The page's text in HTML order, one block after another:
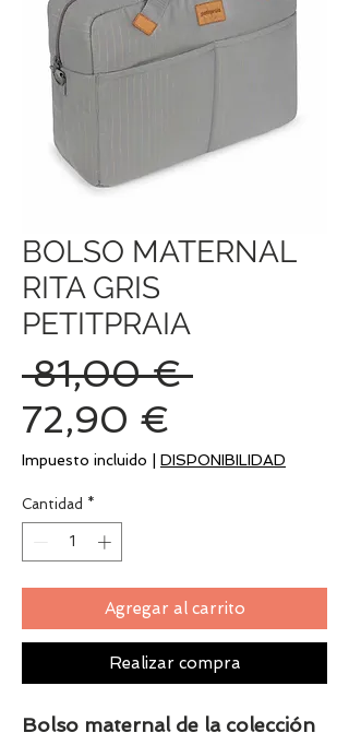
BOLSO MATERNAL
RITA GRIS
PETITPRAIA
81,00 € Precio
72,90 €
de
Impuesto incluido DISPONIBILIDAD
Cantidad *
Agregar al carrito
Realizar compra
Bolso maternal de la colección